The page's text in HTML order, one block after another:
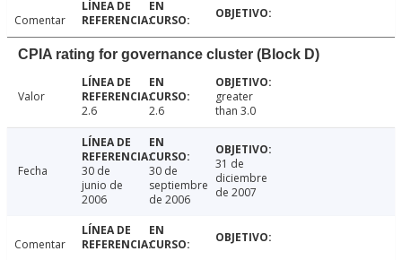
Comentar
CPIA rating for governance cluster (Block D)
Valor
2.6
2.6
greater
than 3.0
Fecha
30 de
junio de
2006
30 de
septiembre
de 2006
31 de
diciembre
de 2007
Comentar